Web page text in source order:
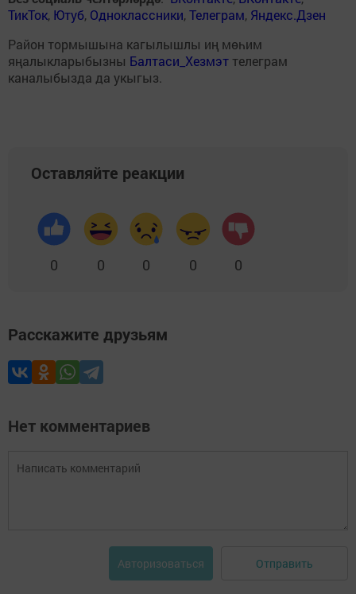
ТикТок, Ютуб, Одноклассники,Телеграм, Яндекс.Дзен
Район тормышына кагылышлы иң мөһим
яңалыкларыбызны Балтаси_Хезмэт телеграм
каналыбызда да укыгыз.
Оставляйте реакции
0 0 0 0 0
Расскажите друзьям
Нет комментариев
Авторизоваться Отправить